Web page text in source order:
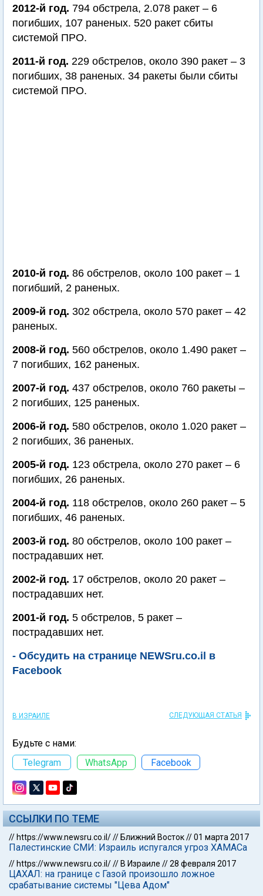
2012-й год. 794 обстрела, 2.078 ракет – 6
погибших, 107 раненых. 520 ракет сбиты
системой ПРО.
2011-й год. 229 обстрелов, около 390 ракет – 3
погибших, 38 раненых. 34 ракеты были сбиты
системой ПРО.
2010-й год. 86 обстрелов, около 100 ракет – 1
погибший, 2 раненых.
2009-й год. 302 обстрела, около 570 ракет – 42
раненых.
2008-й год. 560 обстрелов, около 1.490 ракет –
7 погибших, 162 раненых.
2007-й год. 437 обстрелов, около 760 ракеты –
2 погибших, 125 раненых.
2006-й год. 580 обстрелов, около 1.020 ракет –
2 погибших, 36 раненых.
2005-й год. 123 обстрела, около 270 ракет – 6
погибших, 26 раненых.
2004-й год. 118 обстрелов, около 260 ракет – 5
погибших, 46 раненых.
2003-й год. 80 обстрелов, около 100 ракет –
пострадавших нет.
2002-й год. 17 обстрелов, около 20 ракет –
пострадавших нет.
2001-й год. 5 обстрелов, 5 ракет –
пострадавших нет.
- Обсудить на странице NEWSru.co.il в
Facebook
В ИЗРАИЛЕ СЛЕДУЮЩАЯ СТАТЬЯ
Будьте с нами:
Telegram
WhatsApp Facebook
ССЫЛКИ ПО ТЕМЕ
// https://www.newsru.co.il/// Ближний Восток//01 марта 2017
Палестинские СМИ: Израиль испугался угроз ХАМАСа
// https://www.newsru.co.il/// В Израиле //28 февраля 2017
ЦАХАЛ: на границе с Газой произошло ложное
срабатывание системы "Цева Адом"